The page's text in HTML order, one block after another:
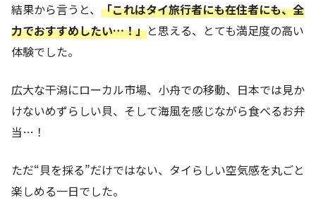
結果から言うと、 「これはタイ旅行者にも在住者にも、全
力でおすすめしたい…！」と思える、とても満足度の高い
体験でした。
広大な干潟にローカル市場、小舟での移動、日本では見か
けないめずらしい貝、そして海風を感じながら食べるお弁
当…！
ただ“貝を採る”だけではない、タイらしい空気感を丸ごと
楽しめる一日でした。